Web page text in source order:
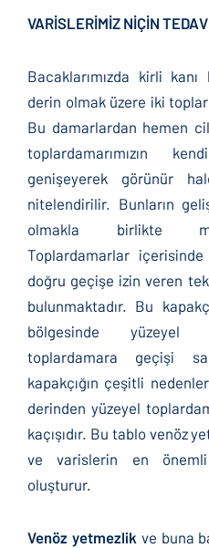
VARİSLERİMİZ NİÇİN
Bacaklarımızda kirli
derin olmak üzere iki
Bu damarlardan hemen
toplardamarımızın
genişeyerek görünür
nitelendirilir. Bunların
olmakla birlikte
Toplardamarlar
doğru geçişe izin veren
bulunmaktadır. Bu
bölgesinde yüzeyel
toplardamara geçişi
kapakçığın çeşitli
derinden yüzeyel
kaçışıdır. Bu tablo venöz
ve varislerin en önemli
oluşturur.
Venöz yetmezlik ve buna